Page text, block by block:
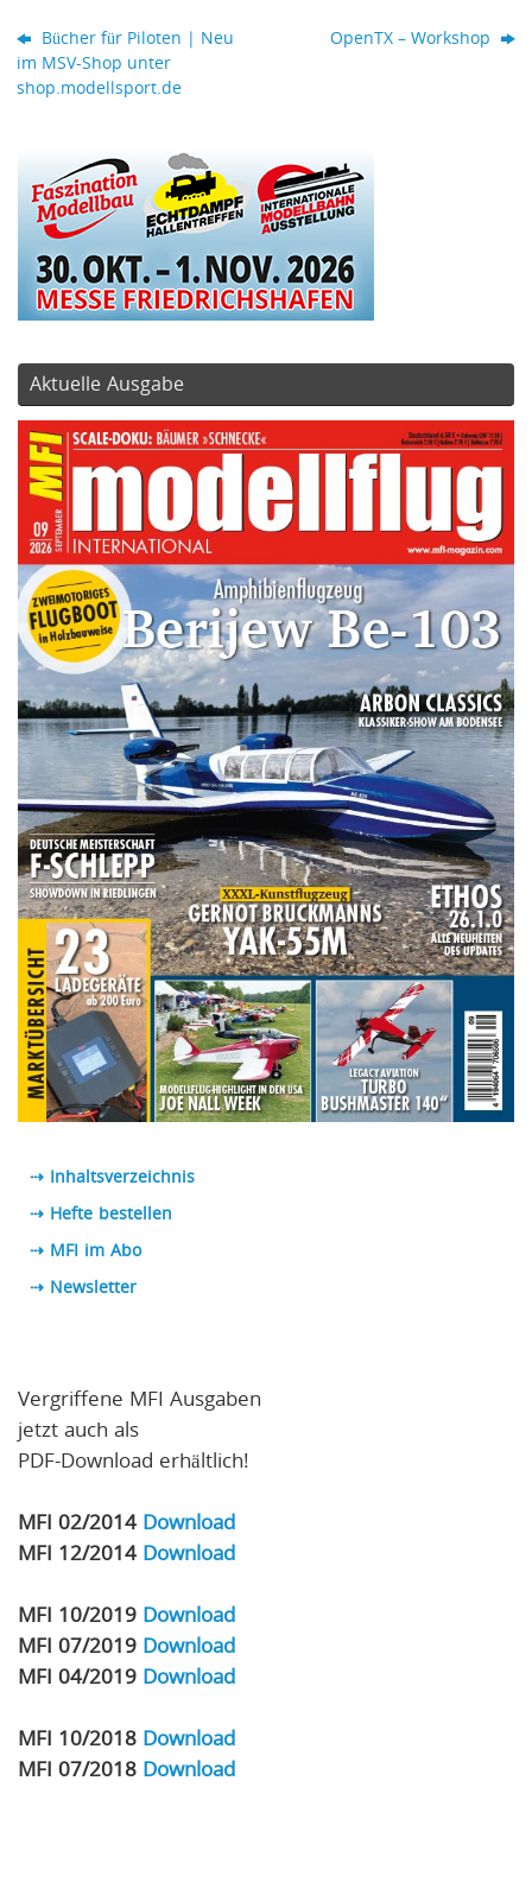
Bücher für Piloten | Neu
im MSV-Shop unter
shop.modellsport.de
OpenTX – Workshop
Aktuelle Ausgabe
⇢ Inhaltsverzeichnis
⇢ Hefte bestellen
⇢ MFI im Abo
⇢ Newsletter
Vergriffene MFI Ausgaben
jetzt auch als
PDF-Download erhältlich!
MFI 02/2014 Download
MFI 12/2014 Download
MFI 10/2019 Download
MFI 07/2019 Download
MFI 04/2019 Download
MFI 10/2018 Download
MFI 07/2018 Download